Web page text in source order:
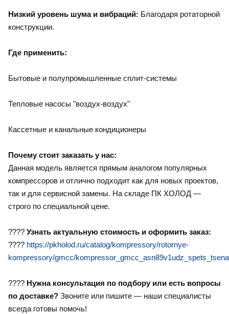
Низкий уровень шума и вибраций: Благодаря ротаторной
конструкции.
Где применить:
Бытовые и полупромышленные сплит-системы
Тепловые насосы "воздух-воздух"
Кассетные и канальные кондиционеры
Почему стоит заказать у нас:
Данная модель является прямым аналогом популярных
компрессоров и отлично подходит как для новых проектов,
так и для сервисной замены. На складе ПК ХОЛОД —
строго по специальной цене.
???? Узнать актуальную стоимость и оформить заказ:
???? https://pkholod.ru/catalog/kompressory/rotornye-
kompressory/gmcc/
???? Нужна консультация по подбору или есть вопросы
по доставке? Звоните или пишите — наши специалисты
всегда готовы помочь!